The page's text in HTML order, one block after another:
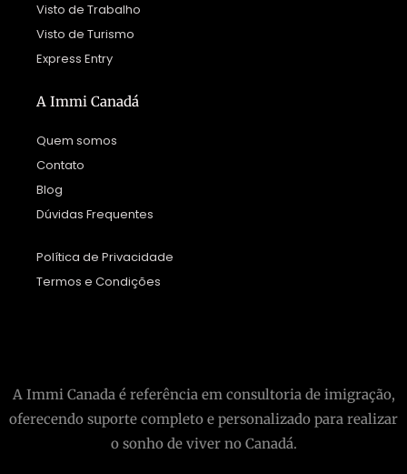
Visto de Trabalho
Visto de Turismo
Express Entry
A Immi Canadá
Quem somos
Contato
Blog
Dúvidas Frequentes
Política de Privacidade
Termos e Condições
A Immi Canada é referência em consultoria de imigração,
oferecendo suporte completo e personalizado para realizar
o sonho de viver no Canadá.